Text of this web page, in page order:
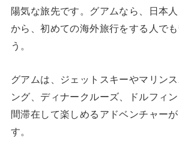
陽気な旅先です。グアムなら、日本
から、初めての海外旅行をする人で
う。
グアムは、ジェットスキーやマリン
ング、ディナークルーズ、ドルフィ
間滞在して楽しめるアドベンチャー
す。